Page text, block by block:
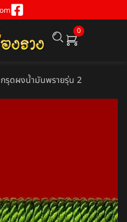
0
กรุดผงน้ำมันพรายรุ่น 2